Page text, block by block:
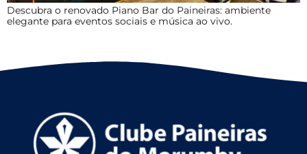
Descubra o renovado Piano Bar do Paineiras: ambiente
elegante para eventos sociais e música ao vivo.